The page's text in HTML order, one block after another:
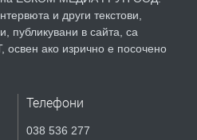
преди 5 дни
НА МЕБЕЛИ.
и други текстови,
публикувани в сайта, са
освен ако изрично е посочено
Телефони
038 536 277